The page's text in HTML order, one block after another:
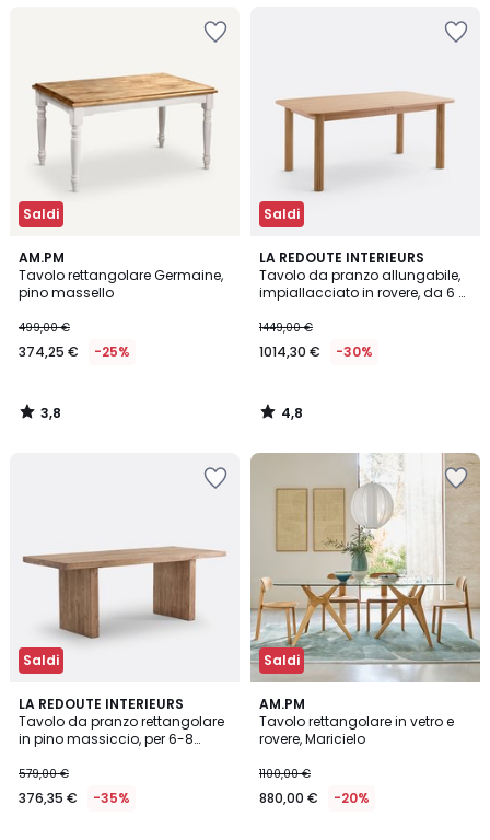
Saldi
AM.PM
Tavolo rettangolare Germaine,
pino massello
499,00 €
374,25 € -25%
3,8
/ 5
3,8
/
Saldi
LA REDOUTE INTERIEURS
Tavolo da pranzo allungabile,
impiallacciato in rovere, da 6 a
1449,00 €
1014,30 € -30%
4,8
/ 5
4,8
/
Saldi
LA REDOUTE INTERIEURS
Tavolo da pranzo rettangolare
in pino massiccio, per 6-8
579,00 €
376,35 € -35%
4
/
5
Saldi
AM.PM
Tavolo rettangolare in vetro e
rovere, Maricielo
1100,00 €
880,00 € -20%
4,6
/ 5